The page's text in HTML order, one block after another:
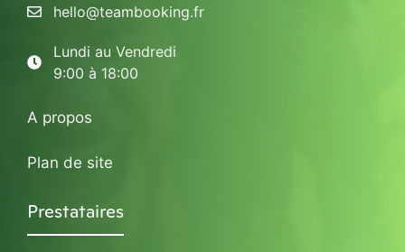
hello@teambooking.fr
Lundi au Vendredi
9:00 à 18:00
A propos
Plan de site
Prestataires